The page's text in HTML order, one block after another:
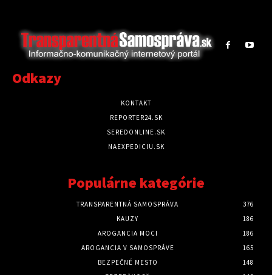
Odkazy
KONTAKT
REPORTER24.SK
SEREDONLINE.SK
NAEXPEDICIU.SK
Populárne kategórie
TRANSPARENTNÁ SAMOSPRÁVA
376
KAUZY
186
AROGANCIA MOCI
186
AROGANCIA V SAMOSPRÁVE
165
BEZPEČNÉ MESTO
148